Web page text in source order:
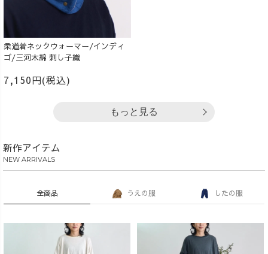
柔道着ネックウォーマー/インディ
ゴ/三河木綿 刺し子織
7,150円(税込)
もっと見る
新作アイテム
NEW ARRIVALS
全商品 うえの服 したの服